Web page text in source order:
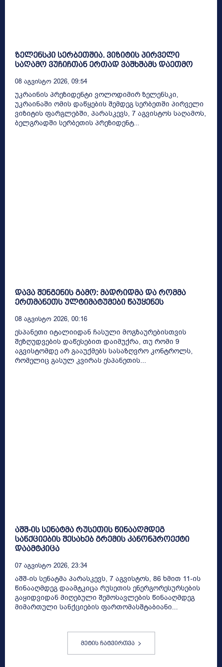
ზელენსკი სერბეთშია. ვიზიტის პირველი
საღამო ვუჩიჩთან ერთად ვაშხშამს დაეთმო
08 Აგვისტო 2026, 09:54
უკრაინის პრეზიდენტი ვოლოდიმირ ზელენსკი,
უკრაინაში ომის დაწყების შემდეგ სერბეთში პირველი
ვიზიტის ფარგლებში, პარასკევს, 7 აგვისტოს საღამოს,
ბელგრადში სერბეთის პრეზიდენტ...
დავა შენგენის გამო: მადრიდმა და რომმა
ერთმანეთს ულტიმატუმები წაუყენეს
08 Აგვისტო 2026, 00:16
ესპანეთი იტალიიდან ჩასული მოგზაურებისთვის
შეზღუდვების დაწესებით დაიმუქრა, თუ რომი 9
აგვისტომდე არ გააუქმებს სასაზღვრო კონტროლს,
რომელიც გასულ კვირას ესპანეთის...
აშშ-ის სენატმა რუსეთის წინააღმდეგ
სანქციების შესახებ გრემის კანონპროექტი
დაამტკიცა
07 Აგვისტო 2026, 23:34
აშშ-ის სენატმა პარასკევს, 7 აგვისტოს, 86 ხმით 11-ის
წინააღმდეგ დაამტკიცა რუსეთის ენერგორესურსების
გაყიდვიდან მიღებული შემოსავლების წინააღმდეგ
მიმართული სანქციების ფართომასშტაბიანი...
მეტის ჩატვირთვა